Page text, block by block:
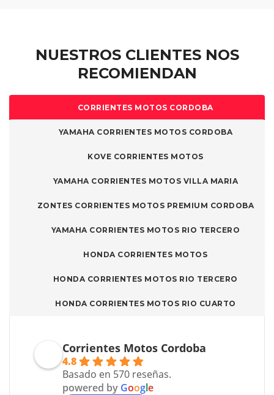
NUESTROS CLIENTES NOS
RECOMIENDAN
CORRIENTES MOTOS CORDOBA
YAMAHA CORRIENTES MOTOS CORDOBA
KOVE CORRIENTES MOTOS
YAMAHA CORRIENTES MOTOS VILLA MARIA
ZONTES CORRIENTES MOTOS PREMIUM CORDOBA
YAMAHA CORRIENTES MOTOS RIO TERCERO
HONDA CORRIENTES MOTOS
HONDA CORRIENTES MOTOS RIO TERCERO
HONDA CORRIENTES MOTOS RIO CUARTO
Corrientes Motos Cordoba
4.8
Basado en 570 reseñas.
powered by Google